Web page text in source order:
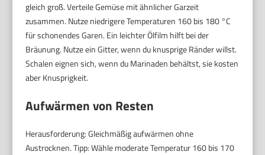
gleich groß. Verteile Gemüse mit ähnlicher Garzeit
zusammen. Nutze niedrigere Temperaturen 160 bis 180 °C
für schonendes Garen. Ein leichter Ölfilm hilft bei der
Bräunung. Nutze ein Gitter, wenn du knusprige Ränder willst.
Schalen eignen sich, wenn du Marinaden behältst, sie kosten
aber Knusprigkeit.
Aufwärmen von Resten
Herausforderung: Gleichmäßig aufwärmen ohne
Austrocknen. Tipp: Wähle moderate Temperatur 160 bis 170